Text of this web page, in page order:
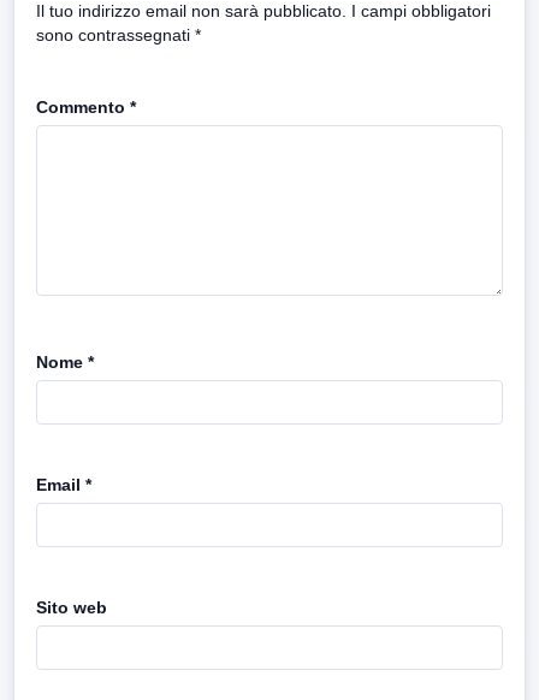
Il tuo indirizzo email non sarà pubblicato. I campi obbligatori
sono contrassegnati *
Commento *
Nome *
Email *
Sito web